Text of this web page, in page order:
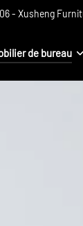
- Xusheng
de bureau